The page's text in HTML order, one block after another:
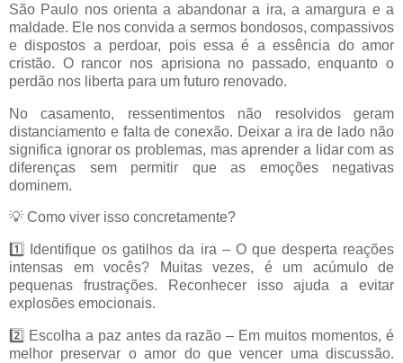
São Paulo nos orienta a abandonar a ira, a amargura e a
maldade. Ele nos convida a sermos bondosos, compassivos
e dispostos a perdoar, pois essa é a essência do amor
cristão. O rancor nos aprisiona no passado, enquanto o
perdão nos liberta para um futuro renovado.
No casamento, ressentimentos não resolvidos geram
distanciamento e falta de conexão. Deixar a ira de lado não
significa ignorar os problemas, mas aprender a lidar com as
diferenças sem permitir que as emoções negativas
dominem.
💡 Como viver isso concretamente?
1️⃣ Identifique os gatilhos da ira – O que desperta reações
intensas em vocês? Muitas vezes, é um acúmulo de
pequenas frustrações. Reconhecer isso ajuda a evitar
explosões emocionais.
2️⃣ Escolha a paz antes da razão – Em muitos momentos, é
melhor preservar o amor do que vencer uma discussão.